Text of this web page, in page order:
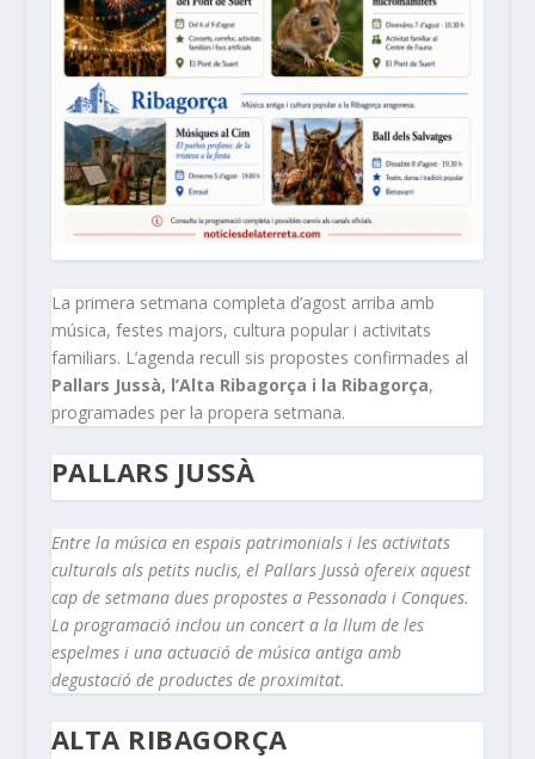
La primera setmana completa d’agost arriba amb
música, festes majors, cultura popular i activitats
familiars. L’agenda recull sis propostes confirmades al
Pallars Jussà, l’Alta Ribagorça i la Ribagorça,
programades per la propera setmana.
PALLARS JUSSÀ
Entre la música en espais patrimonials i les activitats
culturals als petits nuclis, el Pallars Jussà ofereix aquest
cap de setmana dues propostes a Pessonada i Conques.
La programació inclou un concert a la llum de les
espelmes i una actuació de música antiga amb
degustació de productes de proximitat.
ALTA RIBAGORÇA